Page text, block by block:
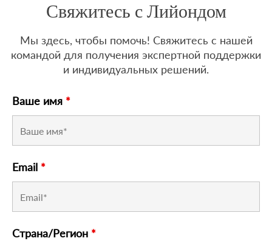
Свяжитесь с Лийондом
Мы здесь, чтобы помочь! Свяжитесь с нашей
командой для получения экспертной поддержки
и индивидуальных решений.
Ваше имя *
Email *
Страна/Регион *